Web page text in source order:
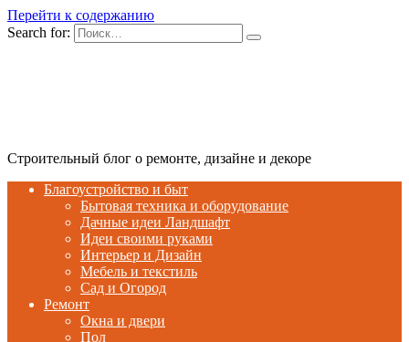
Перейти к содержанию
Search for:
Строительный блог о ремонте, дизайне и декоре
Благоустройство и быт
Бытовая техника и оборудование
Дачные идеи Ландшафт
Идеи своими руками
Интерьер и Дизайн
Мебель и текстиль
Сад и Огород
Ремонт
Окна и двери
Пол